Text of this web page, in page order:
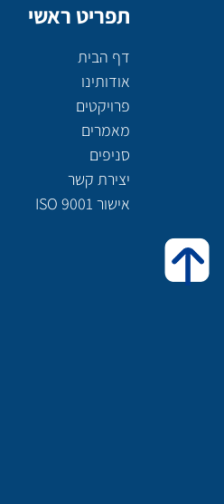
תפריט ראשי
דף הבית
אודותינו
פרויקטים
מאמרים
סניפים
יצירת קשר
אישור ISO 9001